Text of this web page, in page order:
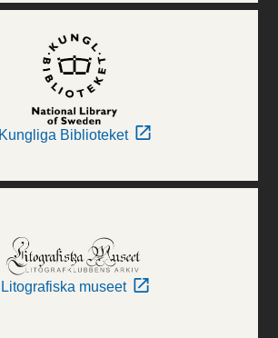
Kungliga Biblioteket
Litografiska museet